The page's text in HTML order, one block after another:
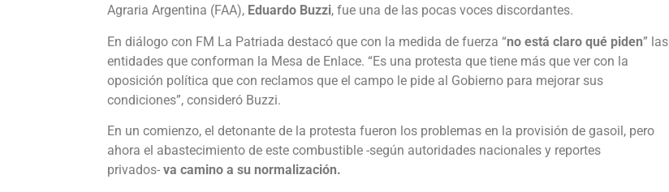
Agraria Argentina (FAA), Eduardo Buzzi, fue una de las pocas voces discordantes.
En diálogo con FM La Patriada destacó que con la medida de fuerza “no está claro qué piden” las
entidades que conforman la Mesa de Enlace. “Es una protesta que tiene más que ver con la
oposición política que con reclamos que el campo le pide al Gobierno para mejorar sus
condiciones”, consideró Buzzi.
En un comienzo, el detonante de la protesta fueron los problemas en la provisión de gasoil, pero
ahora el abastecimiento de este combustible -según autoridades nacionales y reportes
privados- va camino a su normalización.